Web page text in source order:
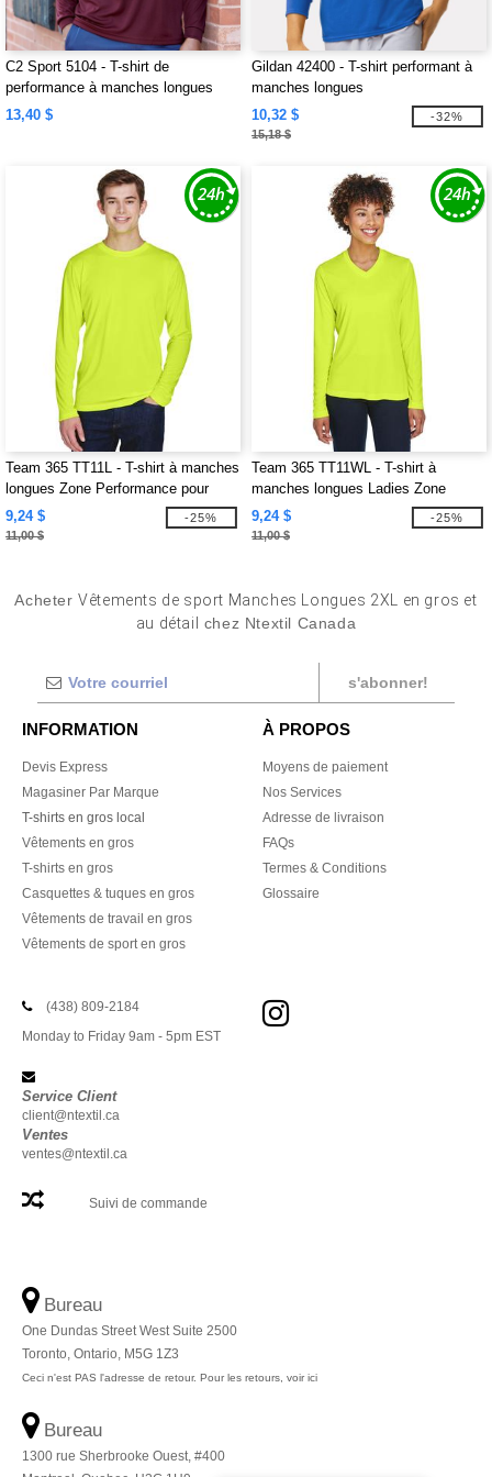
C2 Sport 5104 - T-shirt de
performance à manches longues
13,40 $
Gildan 42400 - T-shirt performant à
manches longues
10,32 $
15,18 $
-32%
Team 365 TT11L - T-shirt à manches
longues Zone Performance pour
hommes
9,24 $
11,00 $
-25%
Team 365 TT11WL - T-shirt à
manches longues Ladies Zone
Performance
9,24 $
11,00 $
-25%
AcheterVêtements de sport Manches Longues 2XL en gros et
au détail
chez Ntextil Canada
s'abonner!
INFORMATION
Devis Express
Magasiner Par Marque
T-shirts en gros local
Vêtements en gros
T-shirts en gros
Casquettes & tuques en gros
Vêtements de travail en gros
Vêtements de sport en gros
À PROPOS
Moyens de paiement
Nos Services
Adresse de livraison
FAQs
Termes & Conditions
Glossaire
(438) 809-2184
Monday to Friday 9am - 5pm EST
Service Client
client@ntextil.ca
Ventes
ventes@ntextil.ca
Suivi de commande
Bureau
One Dundas Street West Suite 2500
Toronto, Ontario, M5G 1Z3
Ceci n'est PAS l'adresse de retour. Pour les retours, voir ici
Bureau
1300 rue Sherbrooke Ouest, #400